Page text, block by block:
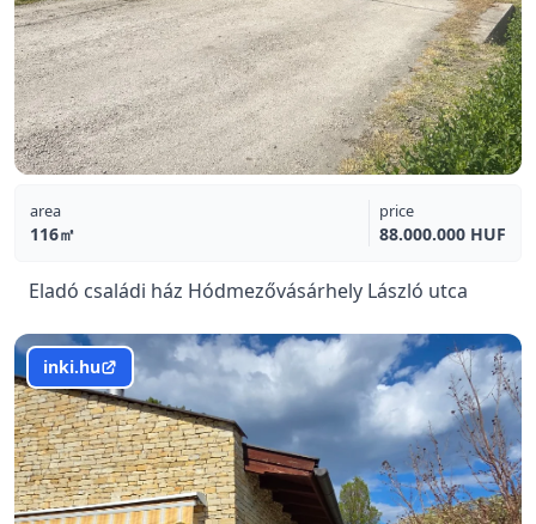
area
116㎡
price
88.000.000 HUF
Eladó családi ház Hódmezővásárhely László utca
inki.hu